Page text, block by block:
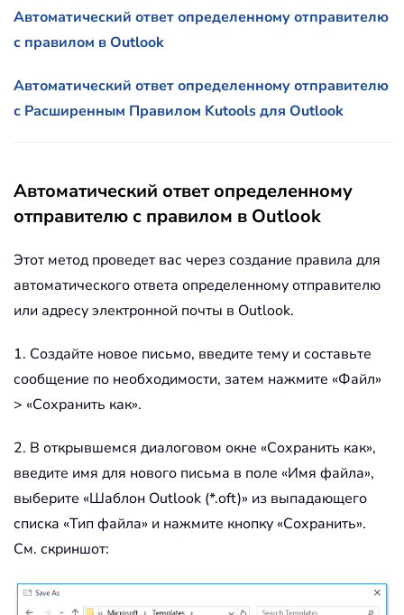
Автоматический ответ определенному отправителю
с правилом в Outlook
Автоматический ответ определенному отправителю
с Расширенным Правилом Kutools для Outlook
Автоматический ответ определенному
отправителю с правилом в Outlook
Этот метод проведет вас через создание правила для
автоматического ответа определенному отправителю
или адресу электронной почты в Outlook.
1. Создайте новое письмо, введите тему и составьте
сообщение по необходимости, затем нажмите «Файл»
> «Сохранить как».
2. В открывшемся диалоговом окне «Сохранить как»,
введите имя для нового письма в поле «Имя файла»,
выберите «Шаблон Outlook (*.oft)» из выпадающего
списка «Тип файла» и нажмите кнопку «Сохранить».
См. скриншот: